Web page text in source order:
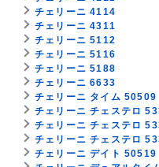
チェリーニ 4114
チェリーニ 4311
チェリーニ 5112
チェリーニ 5116
チェリーニ 5188
チェリーニ 6633
チェリーニ タイム 50509
チェリーニ チェステロ
チェリーニ チェステロ
チェリーニ チェステロ
チェリーニ デイト 50519